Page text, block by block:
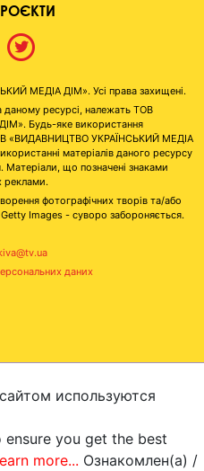
МЕДІА ДІМ». Усі права захищені.
даному ресурсі, належать ТОВ
Будь-яке використання
«ВИДАВНИЦТВО УКРАЇНСЬКИЙ МЕДІА
матеріалів даного ресурсу
Матеріали, що позначені знаками
реклами.
фотографічних творів та/або
Getty Images - суворо забороняється.
даних
используются
you get the best
more... Ознакомлен(а) /